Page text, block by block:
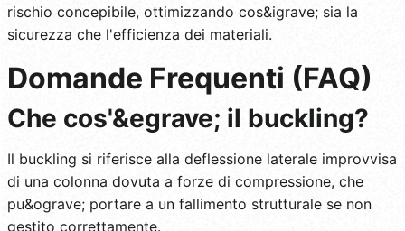
rischio concepibile, ottimizzando cos&igrave; sia la
sicurezza che l'efficienza dei materiali.
Domande Frequenti (FAQ)
Che cos'&egrave; il buckling?
Il buckling si riferisce alla deflessione laterale improvvisa
di una colonna dovuta a forze di compressione, che
pu&ograve; portare a un fallimento strutturale se non
gestito correttamente.